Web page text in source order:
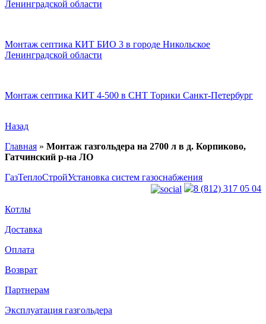
Ленинградской области
Монтаж септика КИТ БИО 3 в городе Никольское
Ленинградской области
Монтаж септика КИТ 4-500 в СНТ Торики Санкт-Петербург
Назад
Главная » Монтаж газгольдера на 2700 л в д. Корпиково,
Гатчинский р-на ЛО
ГазТеплоСтройУстановка систем газоснабжения
8 (812) 317 05 04
Котлы
Доставка
Оплата
Возврат
Партнерам
Эксплуатация газгольдера